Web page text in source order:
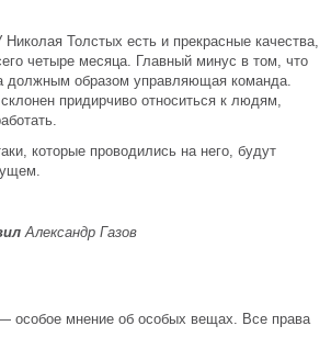
Толстых есть и прекрасные качества,
четыре месяца. Главный минус в том, что
должным образом управляющая команда.
придирчиво относиться к людям,
которые проводились на него, будут
Александр Газов
особое мнение об особых вещах. Все права